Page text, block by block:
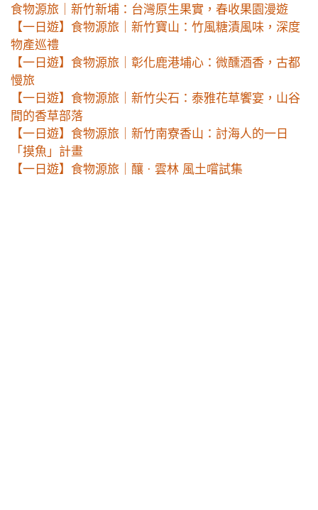
食物源旅｜新竹新埔：台灣原生果實，春收果園漫遊
【一日遊】食物源旅｜新竹寶山：竹風糖漬風味，深度
物產巡禮
【一日遊】食物源旅｜彰化鹿港埔心：微醺酒香，古都
慢旅
【一日遊】食物源旅｜新竹尖石：泰雅花草饗宴，山谷
間的香草部落
【一日遊】食物源旅｜新竹南寮香山：討海人的一日
「摸魚」計畫
【一日遊】食物源旅｜釀 · 雲林 風土嚐試集